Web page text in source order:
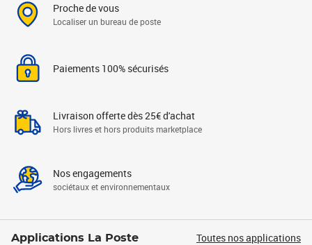
Proche de vous
Localiser un bureau de poste
Paiements 100% sécurisés
Livraison offerte dès 25€ d'achat
Hors livres et hors produits marketplace
Nos engagements
sociétaux et environnementaux
Applications La Poste Toutes nos applications